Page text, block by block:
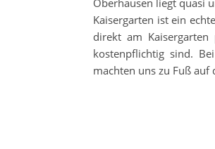
Oberhausen liegt quasi
Kaisergarten ist ein
direkt am
kostenpflichtig sind.
machten uns zu Fuß auf